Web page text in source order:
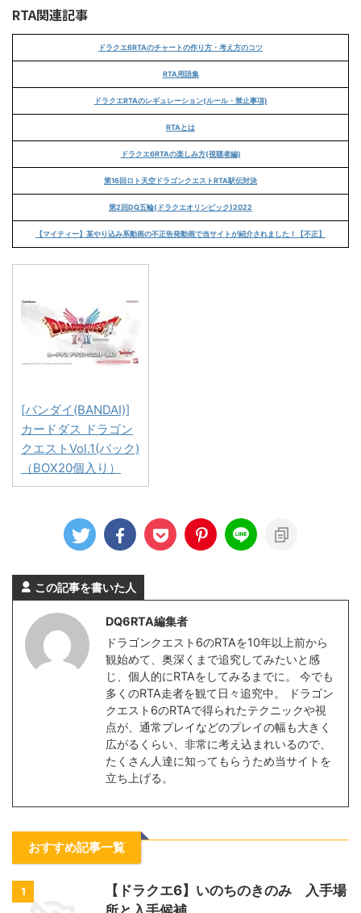
RTA関連記事
ドラクエ6RTAのチャートの作り方・考え方のコツ
RTA用語集
ドラクエRTAのレギュレーション(ルール・禁止事項)
RTAとは
ドラクエ6RTAの楽しみ方(視聴者編)
第16回ロト天空ドラゴンクエストRTA駅伝対決
第2回DQ五輪(ドラクエオリンピック)2022
【マイティー】某やり込み系動画の不正告発動画で当サイトが紹介されました！【不正】
[バンダイ(BANDAI)]
カードダス ドラゴン
クエストVol.1(パック)
（BOX20個入り）
この記事を書いた人
DQ6RTA編集者
ドラゴンクエスト6のRTAを10年以上前から
観始めて、奥深くまで追究してみたいと感
じ、個人的にRTAをしてみるまでに。 今でも
多くのRTA走者を観て日々追究中。 ドラゴン
クエスト6のRTAで得られたテクニックや視
点が、通常プレイなどのプレイの幅も大きく
広がるくらい、非常に考え込まれいるので、
たくさん人達に知ってもらうため当サイトを
立ち上げる。
おすすめ記事一覧
1
【ドラクエ6】いのちのきのみ 入手場